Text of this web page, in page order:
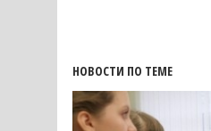
НОВОСТИ ПО ТЕМЕ